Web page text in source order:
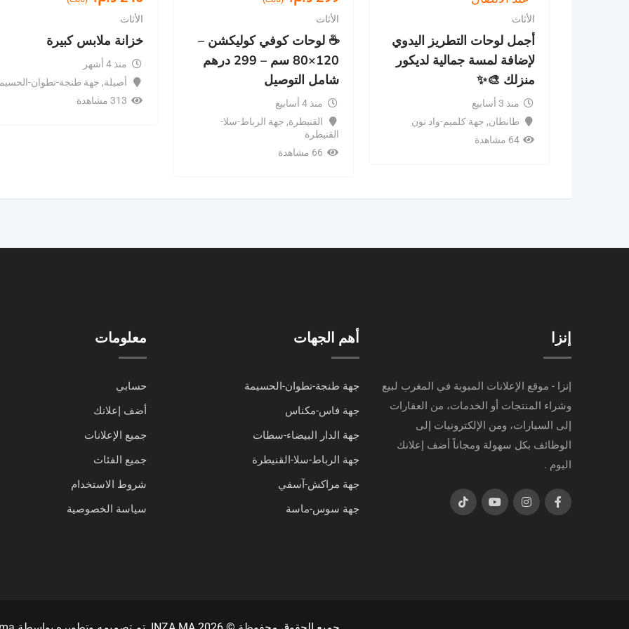
الأثاث
​أجمل لوحات التطريز اليدوي
لإضافة لمسة جمالية لديكور
منزلك 🎨✨
منذ 3 أسابيع
طانطان, جهة كلميم-واد نون
64 مشاهدة
الأثاث
☕ لوحات كوفي كوليكشن –
120×80 سم – 299 درهم
شامل التوصيل
منذ 4 أسابيع
القنيطرة, جهة الرباط-سلا-
القنيطرة
66 مشاهدة
الأثاث
خزانة ملابس كبيرة
منذ 4 أشهر
أصيلة, جهة طنجة-تطوان-
313 مشاهدة
إنزا
إنزا - موقع الإعلانات المبوبة في المغرب لبيع
وشراء المنتجات أو الخدمات، من العقارات
إلى السيارات، ومن الإلكترونيات إلى
الوظائف بكل سهولة ومجاناً أضف إعلانك
اليوم .
أهم الجهات
جهة طنجة-تطوان-الحسيمة
جهة فاس-مكناس
جهة الدار البيضاء-سطات
جهة الرباط-سلا-القنيطرة
جهة مراكش-آسفي
جهة سوس-ماسة
معلومات
حسابي
أضف إعلانك
جميع الإعلانات
جميع الفئات
شروط الاستخدام
سياسة الخصوصية